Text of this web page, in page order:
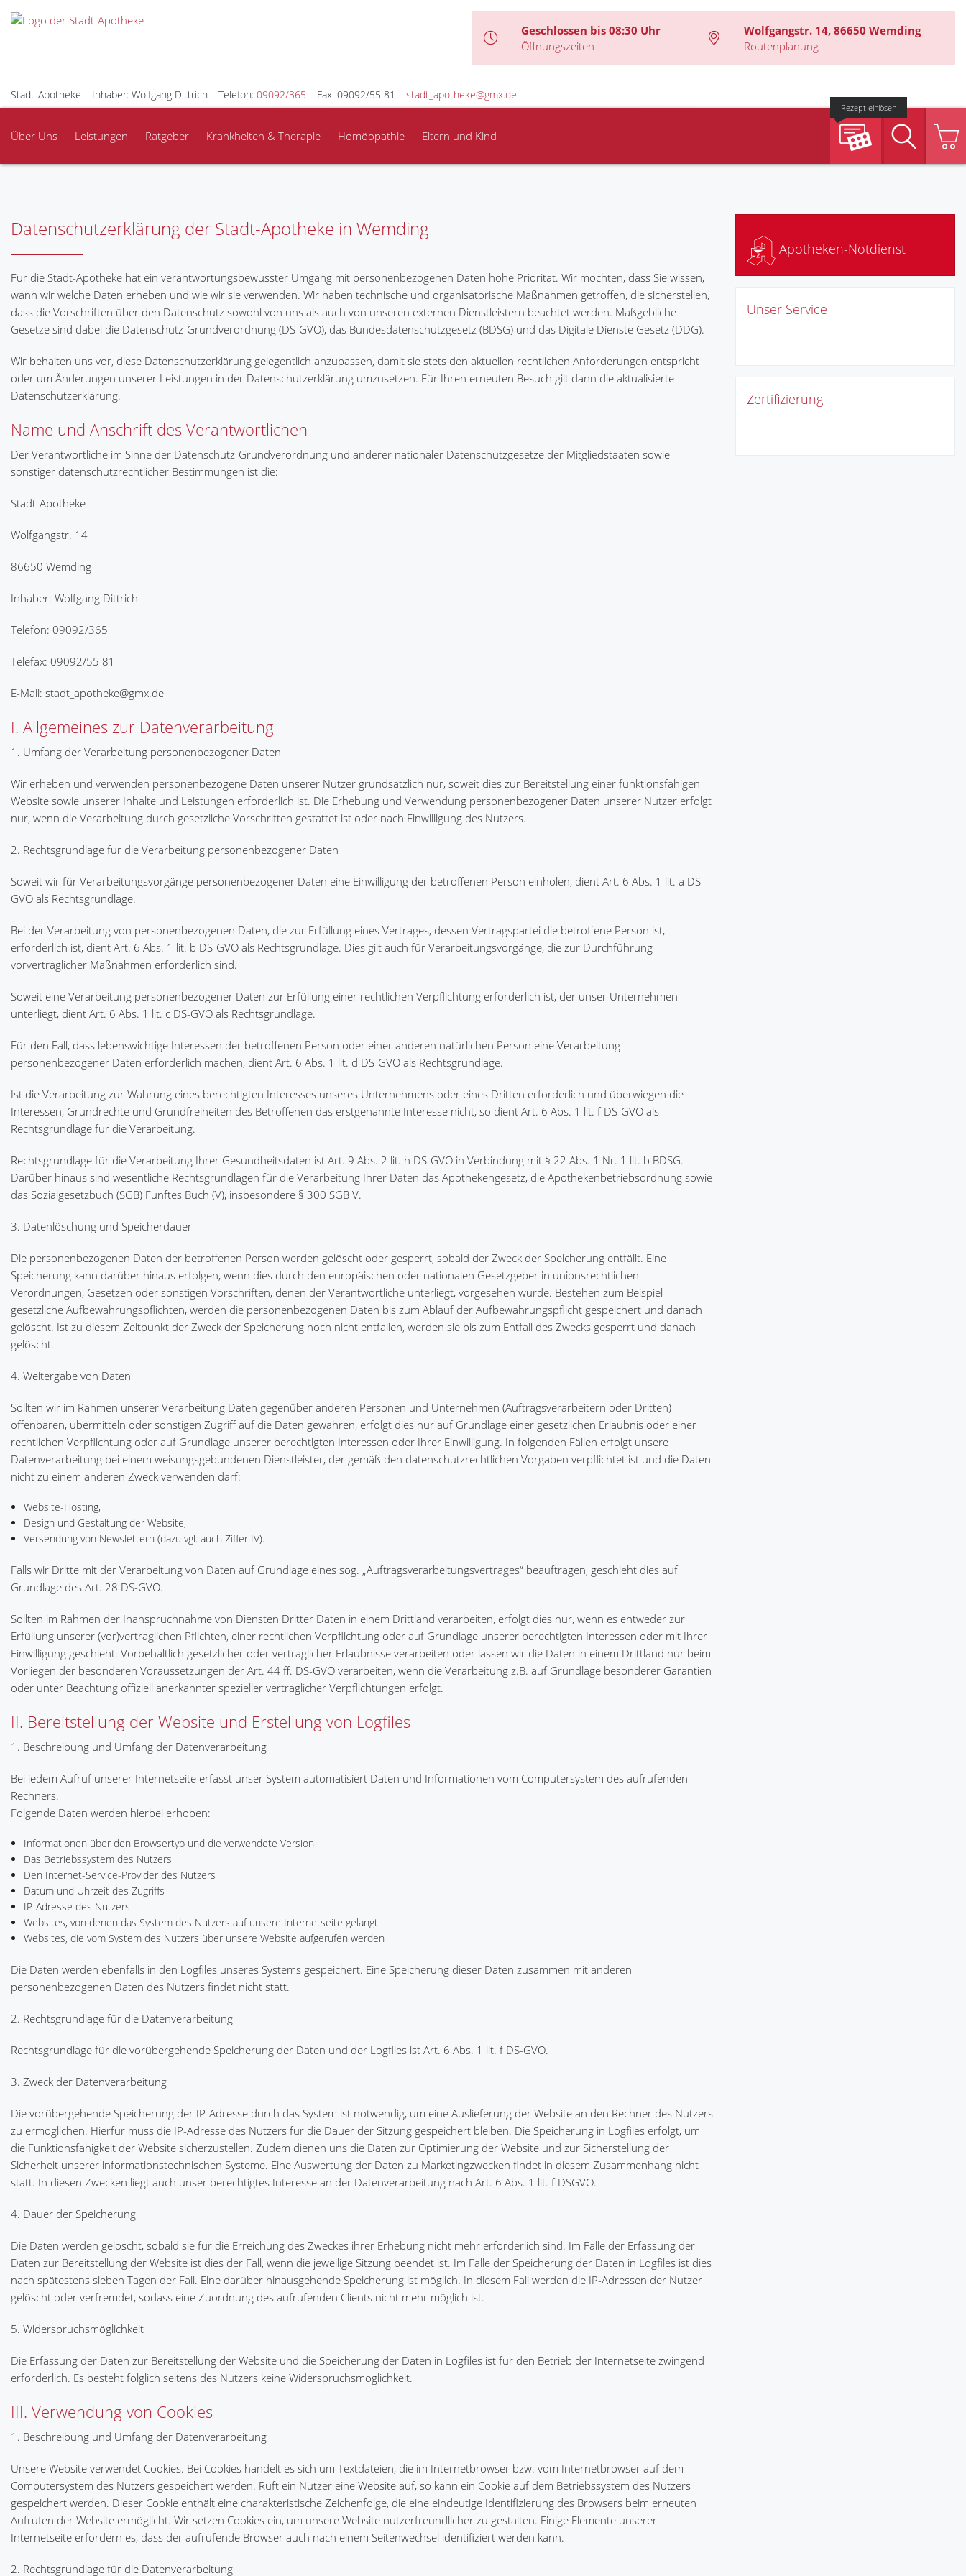
Geschlossen bis 08:30 Uhr
Öffnungszeiten
Wolfgangstr. 14, 86650 Wemding
Routenplanung
Stadt-Apotheke Inhaber: Wolfgang Dittrich Telefon: 09092/365 Fax: 09092/55 81 stadt_apotheke@gmx.de
Über Uns Leistungen Ratgeber Krankheiten & Therapie Homöopathie Eltern und Kind
Rezept einlösen
Suche
Datenschutzerklärung der Stadt-Apotheke in Wemding
Für die Stadt-Apotheke hat ein verantwortungsbewusster Umgang mit personenbezogenen Daten hohe Priorität. Wir möchten, dass Sie wissen,
wann wir welche Daten erheben und wie wir sie verwenden. Wir haben technische und organisatorische Maßnahmen getroffen, die sicherstellen,
dass die Vorschriften über den Datenschutz sowohl von uns als auch von unseren externen Dienstleistern beachtet werden. Maßgebliche
Gesetze sind dabei die Datenschutz-Grundverordnung (DS-GVO), das Bundesdatenschutzgesetz (BDSG) und das Digitale Dienste Gesetz (DDG).
Wir behalten uns vor, diese Datenschutzerklärung gelegentlich anzupassen, damit sie stets den aktuellen rechtlichen Anforderungen entspricht
oder um Änderungen unserer Leistungen in der Datenschutzerklärung umzusetzen. Für Ihren erneuten Besuch gilt dann die aktualisierte
Datenschutzerklärung.
Name und Anschrift des Verantwortlichen
Der Verantwortliche im Sinne der Datenschutz-Grundverordnung und anderer nationaler Datenschutzgesetze der Mitgliedstaaten sowie
sonstiger datenschutzrechtlicher Bestimmungen ist die:
Stadt-Apotheke
Wolfgangstr. 14
86650 Wemding
Inhaber: Wolfgang Dittrich
Telefon: 09092/365
Telefax: 09092/55 81
E-Mail: stadt_apotheke@gmx.de
I. Allgemeines zur Datenverarbeitung
1. Umfang der Verarbeitung personenbezogener Daten
Wir erheben und verwenden personenbezogene Daten unserer Nutzer grundsätzlich nur, soweit dies zur Bereitstellung einer funktionsfähigen
Website sowie unserer Inhalte und Leistungen erforderlich ist. Die Erhebung und Verwendung personenbezogener Daten unserer Nutzer erfolgt
nur, wenn die Verarbeitung durch gesetzliche Vorschriften gestattet ist oder nach Einwilligung des Nutzers.
2. Rechtsgrundlage für die Verarbeitung personenbezogener Daten
Soweit wir für Verarbeitungsvorgänge personenbezogener Daten eine Einwilligung der betroffenen Person einholen, dient Art. 6 Abs. 1 lit. a DS-
GVO als Rechtsgrundlage.
Bei der Verarbeitung von personenbezogenen Daten, die zur Erfüllung eines Vertrages, dessen Vertragspartei die betroffene Person ist,
erforderlich ist, dient Art. 6 Abs. 1 lit. b DS-GVO als Rechtsgrundlage. Dies gilt auch für Verarbeitungsvorgänge, die zur Durchführung
vorvertraglicher Maßnahmen erforderlich sind.
Soweit eine Verarbeitung personenbezogener Daten zur Erfüllung einer rechtlichen Verpflichtung erforderlich ist, der unser Unternehmen
unterliegt, dient Art. 6 Abs. 1 lit. c DS-GVO als Rechtsgrundlage.
Für den Fall, dass lebenswichtige Interessen der betroffenen Person oder einer anderen natürlichen Person eine Verarbeitung
personenbezogener Daten erforderlich machen, dient Art. 6 Abs. 1 lit. d DS-GVO als Rechtsgrundlage.
Ist die Verarbeitung zur Wahrung eines berechtigten Interesses unseres Unternehmens oder eines Dritten erforderlich und überwiegen die
Interessen, Grundrechte und Grundfreiheiten des Betroffenen das erstgenannte Interesse nicht, so dient Art. 6 Abs. 1 lit. f DS-GVO als
Rechtsgrundlage für die Verarbeitung.
Rechtsgrundlage für die Verarbeitung Ihrer Gesundheitsdaten ist Art. 9 Abs. 2 lit. h DS-GVO in Verbindung mit § 22 Abs. 1 Nr. 1 lit. b BDSG.
Darüber hinaus sind wesentliche Rechtsgrundlagen für die Verarbeitung Ihrer Daten das Apothekengesetz, die Apothekenbetriebsordnung sowie
das Sozialgesetzbuch (SGB) Fünftes Buch (V), insbesondere § 300 SGB V.
3. Datenlöschung und Speicherdauer
Die personenbezogenen Daten der betroffenen Person werden gelöscht oder gesperrt, sobald der Zweck der Speicherung entfällt. Eine
Speicherung kann darüber hinaus erfolgen, wenn dies durch den europäischen oder nationalen Gesetzgeber in unionsrechtlichen
Verordnungen, Gesetzen oder sonstigen Vorschriften, denen der Verantwortliche unterliegt, vorgesehen wurde. Bestehen zum Beispiel
gesetzliche Aufbewahrungspflichten, werden die personenbezogenen Daten bis zum Ablauf der Aufbewahrungspflicht gespeichert und danach
gelöscht. Ist zu diesem Zeitpunkt der Zweck der Speicherung noch nicht entfallen, werden sie bis zum Entfall des Zwecks gesperrt und danach
gelöscht.
4. Weitergabe von Daten
Sollten wir im Rahmen unserer Verarbeitung Daten gegenüber anderen Personen und Unternehmen (Auftragsverarbeitern oder Dritten)
offenbaren, übermitteln oder sonstigen Zugriff auf die Daten gewähren, erfolgt dies nur auf Grundlage einer gesetzlichen Erlaubnis oder einer
rechtlichen Verpflichtung oder auf Grundlage unserer berechtigten Interessen oder Ihrer Einwilligung. In folgenden Fällen erfolgt unsere
Datenverarbeitung bei einem weisungsgebundenen Dienstleister, der gemäß den datenschutzrechtlichen Vorgaben verpflichtet ist und die Daten
nicht zu einem anderen Zweck verwenden darf:
Website-Hosting,
Design und Gestaltung der Website,
Versendung von Newslettern (dazu vgl. auch Ziffer IV).
Falls wir Dritte mit der Verarbeitung von Daten auf Grundlage eines sog. „Auftragsverarbeitungsvertrages“ beauftragen, geschieht dies auf
Grundlage des Art. 28 DS-GVO.
Sollten im Rahmen der Inanspruchnahme von Diensten Dritter Daten in einem Drittland verarbeiten, erfolgt dies nur, wenn es entweder zur
Erfüllung unserer (vor)vertraglichen Pflichten, einer rechtlichen Verpflichtung oder auf Grundlage unserer berechtigten Interessen oder mit Ihrer
Einwilligung geschieht. Vorbehaltlich gesetzlicher oder vertraglicher Erlaubnisse verarbeiten oder lassen wir die Daten in einem Drittland nur beim
Vorliegen der besonderen Voraussetzungen der Art. 44 ff. DS-GVO verarbeiten, wenn die Verarbeitung z.B. auf Grundlage besonderer Garantien
oder unter Beachtung offiziell anerkannter spezieller vertraglicher Verpflichtungen erfolgt.
II. Bereitstellung der Website und Erstellung von Logfiles
1. Beschreibung und Umfang der Datenverarbeitung
Bei jedem Aufruf unserer Internetseite erfasst unser System automatisiert Daten und Informationen vom Computersystem des aufrufenden
Rechners.
Folgende Daten werden hierbei erhoben:
Informationen über den Browsertyp und die verwendete Version
Das Betriebssystem des Nutzers
Den Internet-Service-Provider des Nutzers
Datum und Uhrzeit des Zugriffs
IP-Adresse des Nutzers
Websites, von denen das System des Nutzers auf unsere Internetseite gelangt
Websites, die vom System des Nutzers über unsere Website aufgerufen werden
Die Daten werden ebenfalls in den Logfiles unseres Systems gespeichert. Eine Speicherung dieser Daten zusammen mit anderen
personenbezogenen Daten des Nutzers findet nicht statt.
2. Rechtsgrundlage für die Datenverarbeitung
Rechtsgrundlage für die vorübergehende Speicherung der Daten und der Logfiles ist Art. 6 Abs. 1 lit. f DS-GVO.
3. Zweck der Datenverarbeitung
Die vorübergehende Speicherung der IP-Adresse durch das System ist notwendig, um eine Auslieferung der Website an den Rechner des Nutzers
zu ermöglichen. Hierfür muss die IP-Adresse des Nutzers für die Dauer der Sitzung gespeichert bleiben. Die Speicherung in Logfiles erfolgt, um
die Funktionsfähigkeit der Website sicherzustellen. Zudem dienen uns die Daten zur Optimierung der Website und zur Sicherstellung der
Sicherheit unserer informationstechnischen Systeme. Eine Auswertung der Daten zu Marketingzwecken findet in diesem Zusammenhang nicht
statt. In diesen Zwecken liegt auch unser berechtigtes Interesse an der Datenverarbeitung nach Art. 6 Abs. 1 lit. f DSGVO.
4. Dauer der Speicherung
Die Daten werden gelöscht, sobald sie für die Erreichung des Zweckes ihrer Erhebung nicht mehr erforderlich sind. Im Falle der Erfassung der
Daten zur Bereitstellung der Website ist dies der Fall, wenn die jeweilige Sitzung beendet ist. Im Falle der Speicherung der Daten in Logfiles ist dies
nach spätestens sieben Tagen der Fall. Eine darüber hinausgehende Speicherung ist möglich. In diesem Fall werden die IP-Adressen der Nutzer
gelöscht oder verfremdet, sodass eine Zuordnung des aufrufenden Clients nicht mehr möglich ist.
5. Widerspruchsmöglichkeit
Die Erfassung der Daten zur Bereitstellung der Website und die Speicherung der Daten in Logfiles ist für den Betrieb der Internetseite zwingend
erforderlich. Es besteht folglich seitens des Nutzers keine Widerspruchsmöglichkeit.
III. Verwendung von Cookies
1. Beschreibung und Umfang der Datenverarbeitung
Unsere Website verwendet Cookies. Bei Cookies handelt es sich um Textdateien, die im Internetbrowser bzw. vom Internetbrowser auf dem
Computersystem des Nutzers gespeichert werden. Ruft ein Nutzer eine Website auf, so kann ein Cookie auf dem Betriebssystem des Nutzers
gespeichert werden. Dieser Cookie enthält eine charakteristische Zeichenfolge, die eine eindeutige Identifizierung des Browsers beim erneuten
Aufrufen der Website ermöglicht. Wir setzen Cookies ein, um unsere Website nutzerfreundlicher zu gestalten. Einige Elemente unserer
Internetseite erfordern es, dass der aufrufende Browser auch nach einem Seitenwechsel identifiziert werden kann.
2. Rechtsgrundlage für die Datenverarbeitung
Apotheken-Notdienst
Unser Service
Zertifizierung